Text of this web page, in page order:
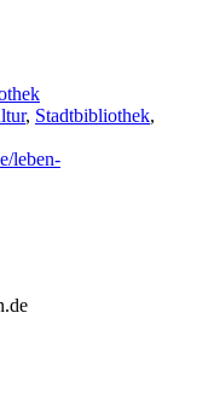
, Stadtbibliothek,
leben-